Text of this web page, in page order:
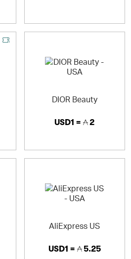
DIOR Beauty
USD1 = 2
AliExpress US
USD1 = 5.25